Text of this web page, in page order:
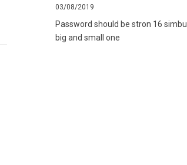
03/08/2019
Password should be stron 16 simbul
big and small one